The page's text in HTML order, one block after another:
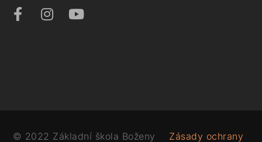
© 2022 Základní škola Boženy Zásady ochrany